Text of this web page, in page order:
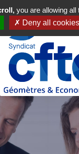
you are allowing
Deny all cookies